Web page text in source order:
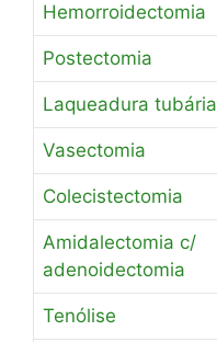
Hemorroidectomia
Postectomia
Laqueadura tubária
Vasectomia
Colecistectomia
Amidalectomia c/
adenoidectomia
Tenólise